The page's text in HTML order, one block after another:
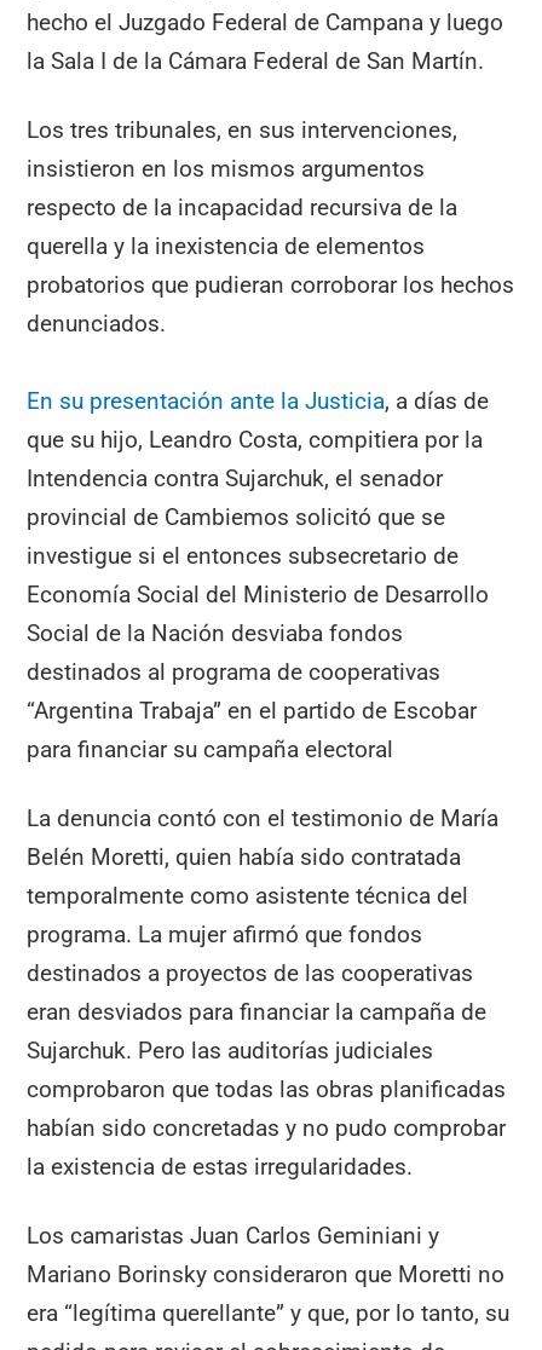
hecho el Juzgado Federal de Campana y luego
la Sala I de la Cámara Federal de San Martín.
Los tres tribunales, en sus intervenciones,
insistieron en los mismos argumentos
respecto de la incapacidad recursiva de la
querella y la inexistencia de elementos
probatorios que pudieran corroborar los hechos
denunciados.
En su presentación ante la Justicia, a días de
que su hijo, Leandro Costa, compitiera por la
Intendencia contra Sujarchuk, el senador
provincial de Cambiemos solicitó que se
investigue si el entonces subsecretario de
Economía Social del Ministerio de Desarrollo
Social de la Nación desviaba fondos
destinados al programa de cooperativas
“Argentina Trabaja” en el partido de Escobar
para financiar su campaña electoral
La denuncia contó con el testimonio de María
Belén Moretti, quien había sido contratada
temporalmente como asistente técnica del
programa. La mujer afirmó que fondos
destinados a proyectos de las cooperativas
eran desviados para financiar la campaña de
Sujarchuk. Pero las auditorías judiciales
comprobaron que todas las obras planificadas
habían sido concretadas y no pudo comprobar
la existencia de estas irregularidades.
Los camaristas Juan Carlos Geminiani y
Mariano Borinsky consideraron que Moretti no
era “legítima querellante” y que, por lo tanto, su